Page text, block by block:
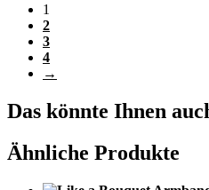
1
2
3
4
→
Das könnte Ihnen
Ähnliche Produkte